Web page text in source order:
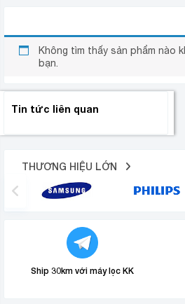
Không tìm thấy sản phẩm nào
bạn.
Tin tức liên quan
THƯƠNG HIỆU LỚN
Ship 30km với máy lọc KK